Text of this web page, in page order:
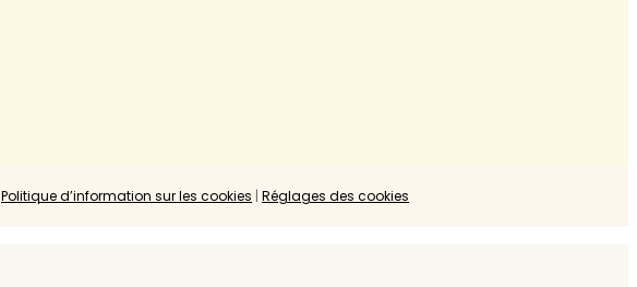
Politique d’information sur les cookies | Réglages des cookies